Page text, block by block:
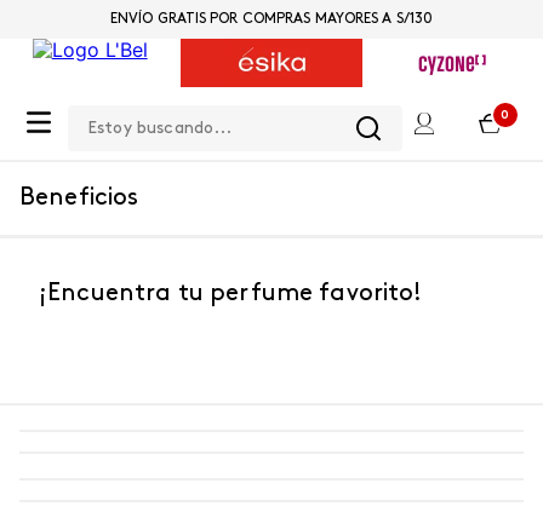
0
ENVÍO GRATIS POR COMPRAS MAYORES A S/130
Beneficios
¡Encuentra tu perfume favorito!